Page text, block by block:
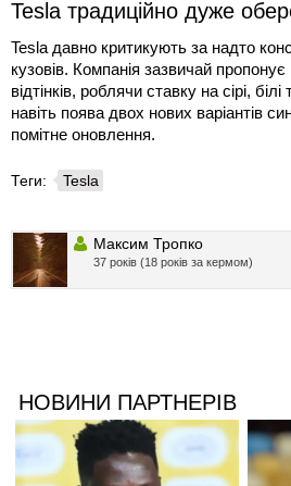
Tesla традиційно дуже
Tesla давно критикують за надто
кузовів. Компанія зазвичай
відтінків, роблячи ставку на сірі,
навіть поява двох нових варіантів
помітне оновлення.
Теги: Tesla
Максим Тропко
37 років (18 років за кермом)